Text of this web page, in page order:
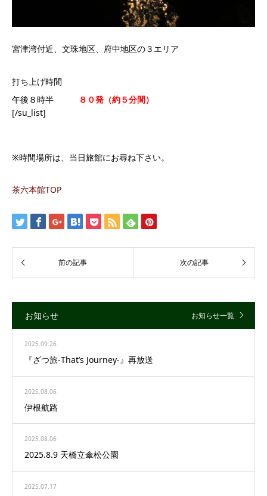
宮津湾付近、文珠地区、府中地区の３エリア
打ち上げ時間
午後８時半
８０発（約５分間）
[/su_list]
※時間場所は、当日旅館にお尋ね下さい。
茶六本館TOP
お知らせ お知らせ一覧
2025.09.26
『ざつ旅-That’s Journey-』再放送
2025.08.06
伊根航路
2025.08.06
2025.8.9 天橋立傘松公園
2025.07.17